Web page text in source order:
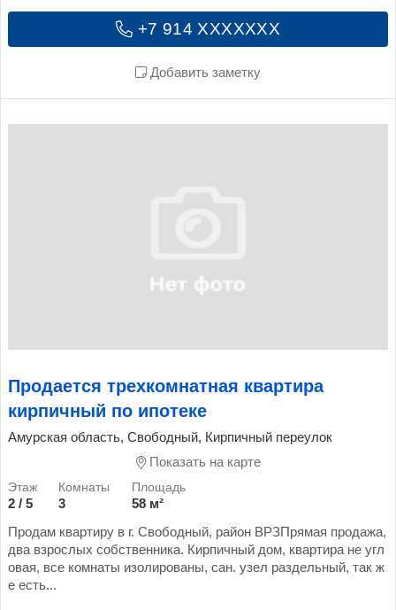
+7 914 XXXXXXX
Добавить заметку
Продается трехкомнатная квартира
кирпичный по ипотеке
Амурская область, Свободный, Кирпичный переулок
Показать на карте
2 / 5 3
58 м²
Продам квартиру в г. Свободный, район ВРЗПрямая продажа,
два взрослых собственника. Кирпичный дом, квартира не угл
овая, все комнаты изолированы, сан. узел раздельный, так ж
е есть...